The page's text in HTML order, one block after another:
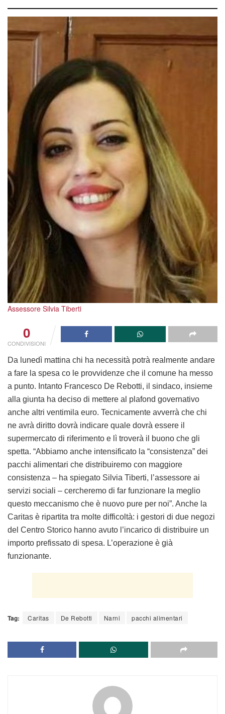
Assessore Silvia Tiberti
0
CONDIVISIONI
Da lunedì mattina chi ha necessità potrà realmente andare
a fare la spesa co le provvidenze che il comune ha messo
a punto. Intanto Francesco De Rebotti, il sindaco, insieme
alla giunta ha deciso di mettere al plafond governativo
anche altri ventimila euro. Tecnicamente avverrà che chi
ne avrà diritto dovrà indicare quale dovrà essere il
supermercato di riferimento e lì troverà il buono che gli
spetta. “Abbiamo anche intensificato la “consistenza” dei
pacchi alimentari che distribuiremo con maggiore
consistenza – ha spiegato Silvia Tiberti, l’assessore ai
servizi sociali – cercheremo di far funzionare la meglio
questo meccanismo che è nuovo pure per noi”. Anche la
Caritas è ripartita tra molte difficoltà: i gestori di due negozi
del Centro Storico hanno avuto l’incarico di distribuire un
importo prefissato di spesa. L’operazione è già
funzionante.
Tag: Caritas De Rebotti Narni pacchi alimentari